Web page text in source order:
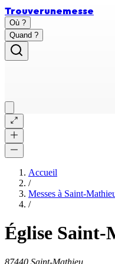
Trouverunemesse
Où ?
Quand ?
Accueil
/
Messes à Saint-
/
Église Saint-
87440 Saint-Mathieu